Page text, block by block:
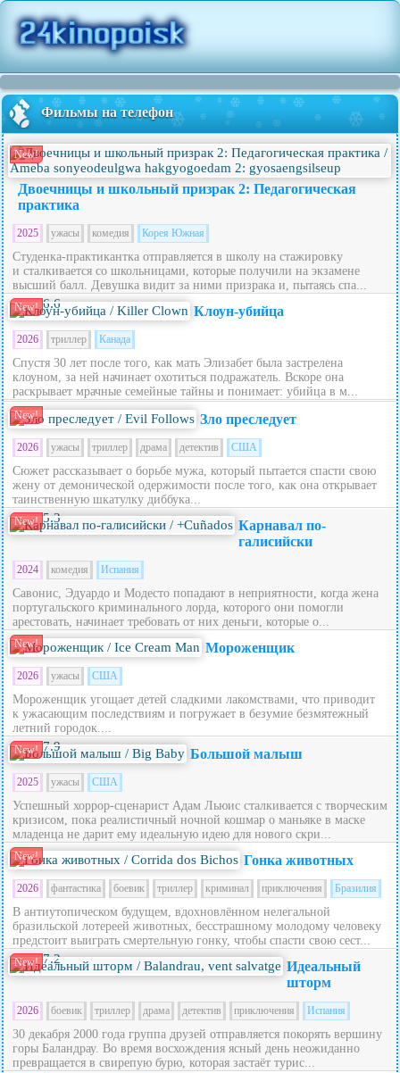
Фильмы на телефон
New!
Двоечницы и школьный призрак 2: Педагогическая
практика
2025 ужасы комедия Корея Южная
Студенка-практикантка отправляется в школу на стажировку
и сталкивается со школьницами, которые получили на экзамене
высший балл. Девушка видит за ними призрака и, пытаясь спа...
New! 6.6 Клоун-убийца
2026 триллер Канада
Спустя 30 лет после того, как мать Элизабет была застрелена
клоуном, за ней начинает охотиться подражатель. Вскоре она
раскрывает мрачные семейные тайны и понимает: убийца в м...
New! Зло преследует
2026 ужасы триллер драма детектив США
Сюжет рассказывает о борьбе мужа, который пытается спасти свою
жену от демонической одержимости после того, как она открывает
таинственную шкатулку диббука...
New! 5.3
Карнавал по-
галисийски
2024 комедия Испания
Савонис, Эдуардо и Модесто попадают в неприятности, когда жена
португальского криминального лорда, которого они помогли
арестовать, начинает требовать от них деньги, которые о...
New! Мороженщик
2026 ужасы США
Мороженщик угощает детей сладкими лакомствами, что приводит
к ужасающим последствиям и погружает в безумие безмятежный
летний городок....
New! 7.9 Большой малыш
2025 ужасы США
Успешный хоррор-сценарист Адам Льюис сталкивается с творческим
кризисом, пока реалистичный ночной кошмар о маньяке в маске
младенца не дарит ему идеальную идею для нового скри...
New! Гонка животных
2026 фантастика боевик триллер криминал приключения Бразилия
В антиутопическом будущем, вдохновлённом нелегальной
бразильской лотереей животных, бесстрашному молодому человеку
предстоит выиграть смертельную гонку, чтобы спасти свою сест...
New! 7.2
Идеальный
шторм
2026 боевик триллер драма детектив приключения Испания
30 декабря 2000 года группа друзей отправляется покорять вершину
горы Баландрау. Во время восхождения ясный день неожиданно
превращается в свирепую бурю, которая застаёт турис...